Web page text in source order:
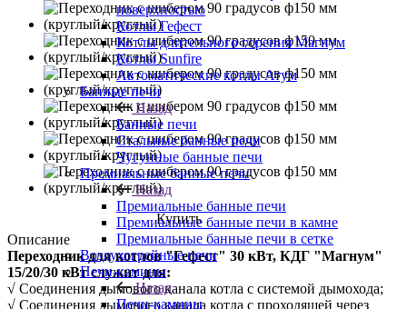
поверхностью
Котлы Гефест
Котлы длительного горения Магнум
Котлы Sunfire
Автоматические котлы Атум
Банные печи
Назад
Банные печи
Стальные банные печи
Чугунные банные печи
Премиальные банные печи
Назад
Премиальные банные печи
Премиальные банные печи в камне
Премиальные банные печи в сетке
Воздухогрейные печи
Печи-камины
Назад
Печи-камины
Купить
Описание
Переходникдля котлов "Гефест" 30 кВт, КДГ "Магнум"
15/20/30 кВт служит для:
√ Соединения дымового канала котла с системой дымохода;
√ Соединения дымового канала котла с проходящей через